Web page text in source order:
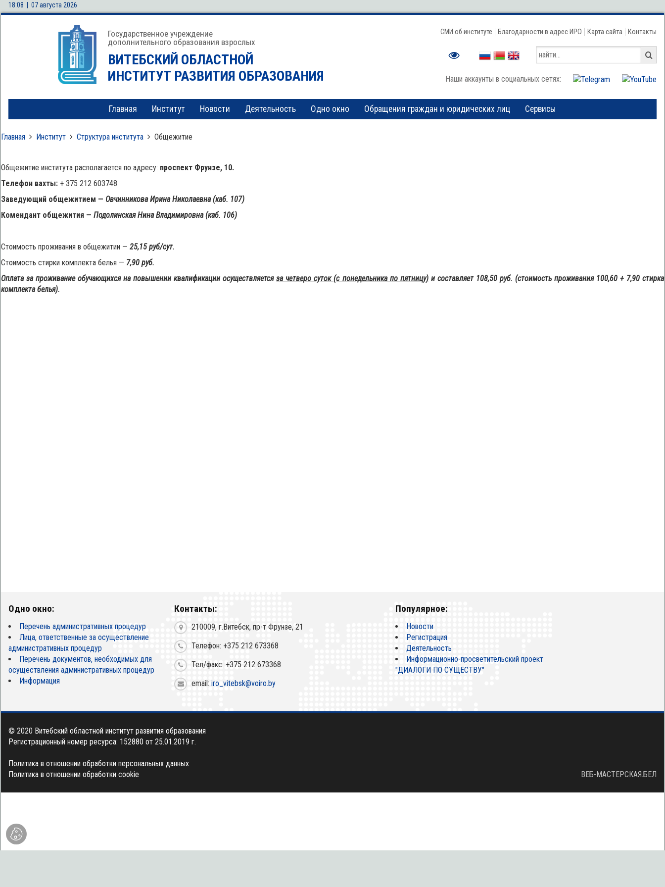
18:08 | 07 августа 2026
Государственное учреждение
дополнительного образования взрослых
ВИТЕБСКИЙ ОБЛАСТНОЙ
ИНСТИТУТ РАЗВИТИЯ ОБРАЗОВАНИЯ
СМИ об институте Благодарности в адрес ИРО Карта сайта Контакты
Наши аккаунты в социальных сетях:
Главная Институт Новости Деятельность Одно окно Обращения граждан и юридических лиц Сервисы
Главная Институт Структура института Общежитие
Общежитие института располагается по адресу: проспект Фрунзе, 10.
Телефон вахты: + 375 212 603748
Заведующий общежитием — Овчинникова Ирина Николаевна (каб. 107)
Комендант общежития — Подолинская Нина Владимировна (каб. 106)
Стоимость проживания в общежитии — 25,15 руб/сут.
Стоимость стирки комплекта белья — 7,90 руб.
Оплата за проживание обучающихся на повышении квалификацииосуществляетсяза четверо суток (с понедельника по пятницу)и составляет 108,50 руб. (стоимость проживания 100,60 + 7,90 стирка
комплекта белья).
Одно окно:
Перечень административных процедур
Лица, ответственные за осуществление
административных процедур
Перечень документов, необходимых для
осуществления административных процедур
Информация
Контакты:
210009, г.Витебск, пр-т Фрунзе, 21
Телефон: +375 212 673368
Тел/факс: +375 212 673368
email: iro_vitebsk@voiro.by
Популярное:
Новости
Регистрация
Деятельность
Информационно-просветительский проект
"ДИАЛОГИ ПО СУЩЕСТВУ"
© 2020 Витебский областной институт развития образования
Регистрационный номер ресурса: 152880 от 25.01.2019 г.
Политика в отношении обработки персональных данных
Политика в отношении обработки cookie
ВЕБ-МАСТЕРСКАЯ.БЕЛ